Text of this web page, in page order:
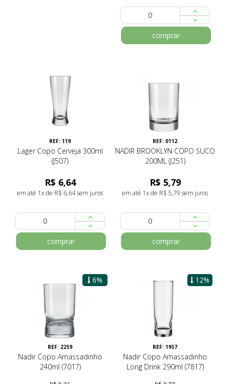
comprar
REF: 119
Lager Copo Cerveja 300ml
(J507)
R$ 6,64
em até 1x de R$ 6,64 sem juros
comprar
REF: 0112
NADIR BROOKLYN COPO SUCO
200ML (J251)
R$ 5,79
em até 1x de R$ 5,79 sem juros
comprar
6%
REF: 2259
Nadir Copo Amassadinho
240ml (7017)
12%
REF: 1957
Nadir Copo Amassadinho
Long Drink 290ml (7817)